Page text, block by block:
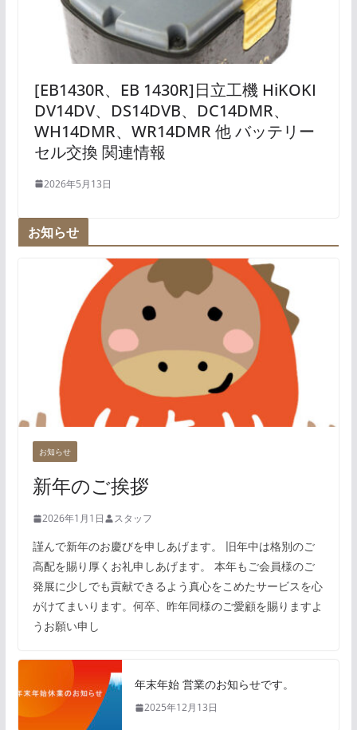
[EB1430R、EB 1430R]日立工機 HiKOKI
DV14DV、DS14DVB、DC14DMR、
WH14DMR、WR14DMR 他 バッテリー
セル交換 関連情報
2026年5月13日
お知らせ
お知らせ
新年のご挨拶
2026年1月1日 スタッフ
謹んで新年のお慶びを申しあげます。 旧年中は格別のご
高配を賜り厚くお礼申しあげます。 本年もご会員様のご
発展に少しでも貢献できるよう真心をこめたサービスを心
がけてまいります。何卒、昨年同様のご愛顧を賜りますよ
うお願い申し
年末年始 営業のお知らせです。
2025年12月13日